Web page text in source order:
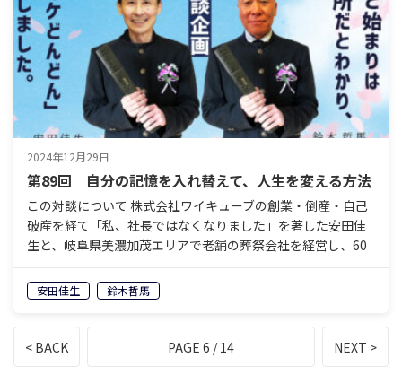
2024年12月29日
第89回 自分の記憶を入れ替えて、人生を変える方法
この対談について 株式会社ワイキューブの創業・倒産・自己
破産を経て「私、社長ではなくなりました」を著した安田佳
生と、岐阜県美濃加茂エリアで老舗の葬祭会社を経営し、60
ど…安田佳生 鈴木哲馬
< BACK PAGE 6 / 14 NEXT >